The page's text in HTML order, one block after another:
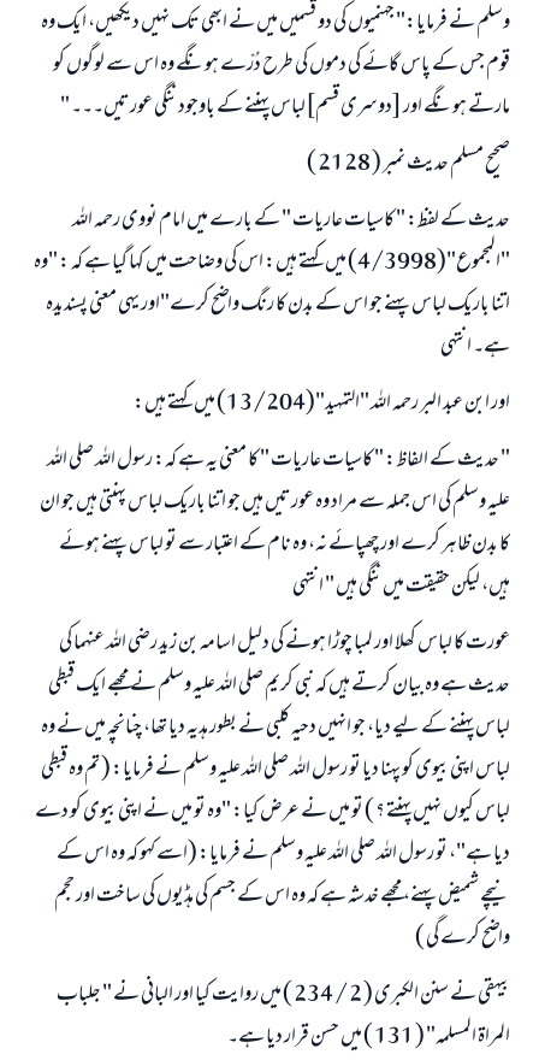
وسلم نے فرمايا:" جہنمیوں کی دو قسمیں ميں نے ابھی تک نہیں دیکھیں، ايك وہ
قوم جس كے پاس گائے كى دموں كى طرح دُرّے ہونگے وہ اس سے لوگوں كو
مارتے ہونگے اور [دوسری قسم]لباس پہننے کے باوجود ننگی عورتیں۔۔۔ "
صحيح مسلم حديث نمبر ( 2128 )
حدیث کے لفظ: " كاسيات عاريات " کے بارے میں امام نووى رحمہ اللہ
"المجموع"(4/3998) میں كہتے ہيں: اس كى وضاحت ميں كہا گيا ہے كہ : "وہ
اتنا باريك لباس پہنے جو اس كے بدن كا رنگ واضح كرے"اور يہى معنى پسندیدہ
ہے۔ انتہى
اور ابن عبد البر رحمہ اللہ "التمہید"(13/204) میں كہتے ہيں:
" حدیث کے الفاظ: " كاسيات عاريات " كا معنى يہ ہے كہ: رسول اللہ صلى اللہ
عليہ وسلم كى اس جملہ سے مراد وہ عورتيں ہيں جو اتنا باريك لباس پہنتى ہيں جو ان
كا بدن ظاہر كرے اور چھپائے نہ، وہ نام كے اعتبار سے تو لباس پہنے ہوئے
ہيں، ليكن حقيقت ميں ننگى ہيں " انتہى
عورت كا لباس كھلا اور لمبا چوڑا ہونے كى دليل اسامہ بن زيد رضى اللہ عنہما کی
حدیث ہے وہ بيان كرتے ہيں كہ نبى كريم صلى اللہ عليہ وسلم نے مجھے ايك قبطى
لباس پہننے كے ليے دیا، جو انہيں دحيہ كلبى نے بطور ہديہ دیا تھا، چنانچہ ميں نے وہ
لباس اپنى بيوى كو پہنا دیا تو رسول اللہ صلى اللہ عليہ وسلم نے فرمايا: ( تم وہ قبطى
لباس كيوں نہيں پہنتے ؟ ) تو ميں نے عرض كيا: "وہ تو ميں نے اپنى بيوى كو دے
دىا ہے"، تو رسول اللہ صلى اللہ عليہ وسلم نے فرمایا: (اسے كہو كہ وہ اس كے
نيچے شميض پہنے، مجھے خدشہ ہے كہ وہ اس كے جسم كى ہڈيوں كى ساخت اور حجم
واضح كرے گى )
بیہقی نے سنن الكبرى ( 2 / 234 ) ميں روايت كيا اور البانى نے " جلباب
المراۃ المسلمہ" ( 131 ) ميں حسن قرار ديا ہے۔